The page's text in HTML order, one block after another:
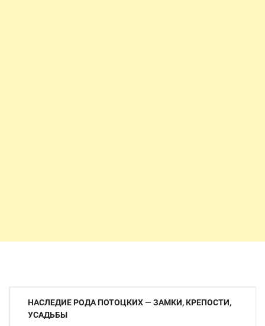
Навигация
НАСЛЕДИЕ РОДА ПОТОЦКИХ — ЗАМКИ, КРЕПОСТИ,
УСАДЬБЫ